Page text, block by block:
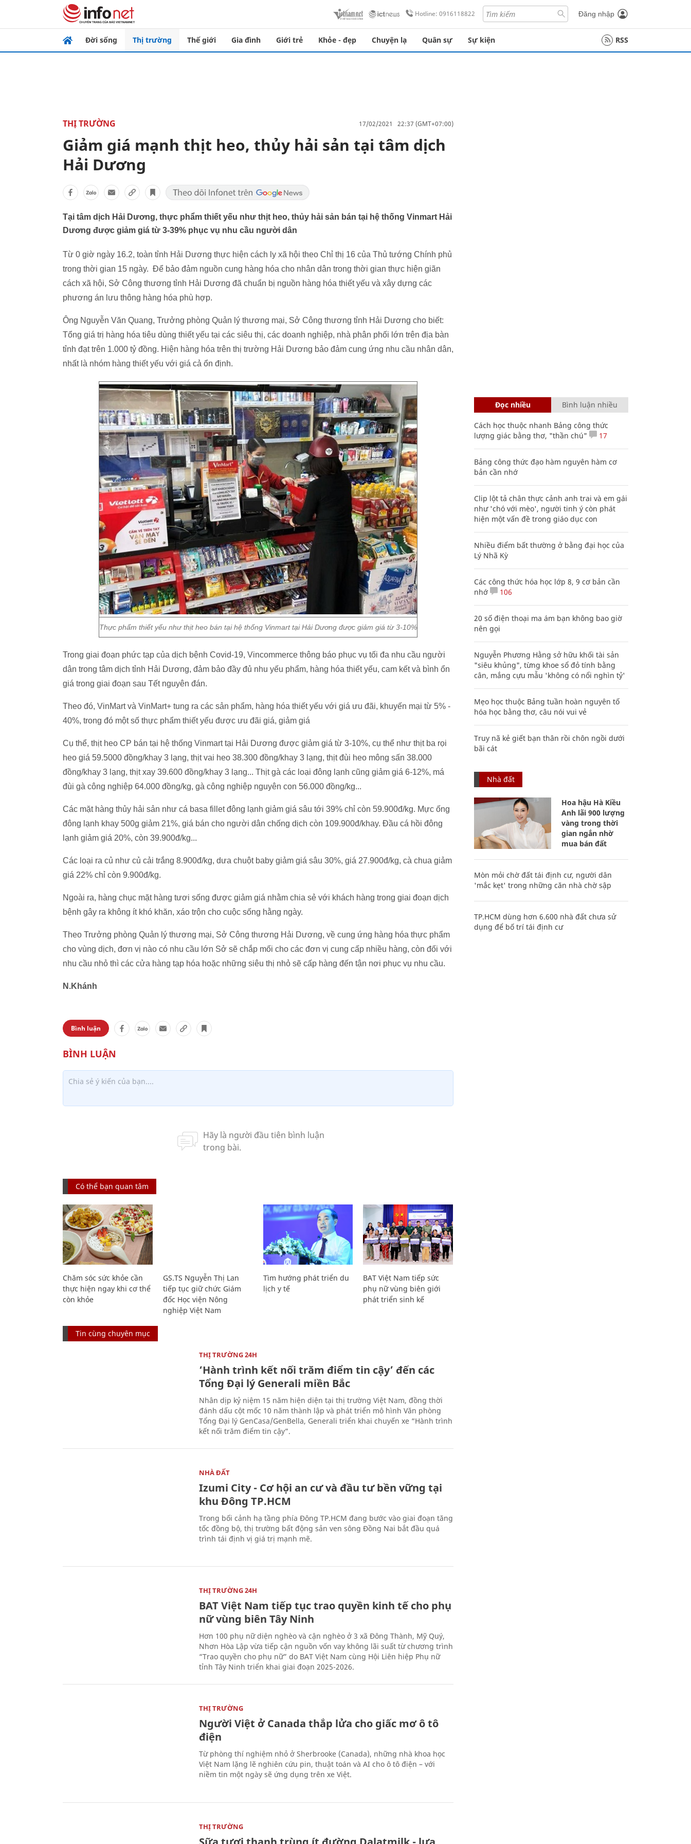
Hotline: 0916118822 Đăng nhập
Đời sống Thị trường Thế giới Gia đình Giới trẻ Khỏe - đẹp Chuyện lạ Quân sự Sự kiện RSS
THỊ TRƯỜNG 17/02/2021 22:37 (GMT+07:00)
Giảm giá mạnh thịt heo, thủy hải sản tại tâm dịch
Hải Dương
Tại tâm dịch Hải Dương, thực phẩm thiết yếu như thịt heo, thủy hải sản bán tại hệ thống Vinmart Hải
Dương được giảm giá từ 3-39% phục vụ nhu cầu người dân
Từ 0 giờ ngày 16.2, toàn tỉnh Hải Dương thực hiện cách ly xã hội theo Chỉ thị 16 của Thủ tướng Chính phủ
trong thời gian 15 ngày. Để bảo đảm nguồn cung hàng hóa cho nhân dân trong thời gian thực hiện giãn
cách xã hội, Sở Công thương tỉnh Hải Dương đã chuẩn bị nguồn hàng hóa thiết yếu và xây dựng các
phương án lưu thông hàng hóa phù hợp.
Ông Nguyễn Văn Quang, Trưởng phòng Quản lý thương mại, Sở Công thương tỉnh Hải Dương cho biết:
Tổng giá trị hàng hóa tiêu dùng thiết yếu tại các siêu thị, các doanh nghiệp, nhà phân phối lớn trên địa bàn
tỉnh đạt trên 1.000 tỷ đồng. Hiện hàng hóa trên thị trường Hải Dương bảo đảm cung ứng nhu cầu nhân dân,
nhất là nhóm hàng thiết yếu với giá cả ổn định.
Thực phẩm thiết yếu như thịt heo bán tại hệ thống Vinmart tại Hải Dương được giảm giá từ 3-10%
Trong giai đoạn phức tạp của dịch bệnh Covid-19, Vincommerce thông báo phục vụ tối đa nhu cầu người
dân trong tâm dịch tỉnh Hải Dương, đảm bảo đầy đủ nhu yếu phẩm, hàng hóa thiết yếu, cam kết và bình ổn
giá trong giai đoạn sau Tết nguyên đán.
Theo đó, VinMart và VinMart+ tung ra các sản phẩm, hàng hóa thiết yếu với giá ưu đãi, khuyến mại từ 5% -
40%, trong đó một số thực phẩm thiết yếu được ưu đãi giá, giảm giá
Cụ thể, thịt heo CP bán tại hệ thống Vinmart tại Hải Dương được giảm giá từ 3-10%, cụ thể như thịt ba rọi
heo giá 59.5000 đồng/khay 3 lạng, thịt vai heo 38.300 đồng/khay 3 lạng, thịt đùi heo mông sấn 38.000
đồng/khay 3 lạng, thịt xay 39.600 đồng/khay 3 lạng... Thịt gà các loại đông lạnh cũng giảm giá 6-12%, má
đùi gà công nghiệp 64.000 đồng/kg, gà công nghiệp nguyên con 56.000 đồng/kg...
Các mặt hàng thủy hải sản như cá basa fillet đông lạnh giảm giá sâu tới 39% chỉ còn 59.900đ/kg. Mực ống
đông lạnh khay 500g giảm 21%, giá bán cho người dân chống dịch còn 109.900đ/khay. Đầu cá hồi đông
lạnh giảm giá 20%, còn 39.900đ/kg...
Các loại ra củ như củ cải trắng 8.900đ/kg, dưa chuột baby giảm giá sâu 30%, giá 27.900đ/kg, cà chua giảm
giá 22% chỉ còn 9.900đ/kg.
Ngoài ra, hàng chục mặt hàng tươi sống được giảm giá nhằm chia sẻ với khách hàng trong giai đoạn dịch
bệnh gây ra không ít khó khăn, xáo trộn cho cuộc sống hằng ngày.
Theo Trưởng phòng Quản lý thương mại, Sở Công thương Hải Dương, về cung ứng hàng hóa thực phẩm
cho vùng dịch, đơn vị nào có nhu cầu lớn Sở sẽ chắp mối cho các đơn vị cung cấp nhiều hàng, còn đối với
nhu cầu nhỏ thì các cửa hàng tạp hóa hoặc những siêu thị nhỏ sẽ cấp hàng đến tận nơi phục vụ nhu cầu.
N.Khánh
Bình luận
Có thể bạn quan tâm
Chăm sóc sức khỏe cần
thực hiện ngay khi cơ thể
còn khỏe
GS.TS Nguyễn Thị Lan
tiếp tục giữ chức Giám
đốc Học viện Nông
nghiệp Việt Nam
Tìm hướng phát triển du
lịch y tế
BAT Việt Nam tiếp sức
phụ nữ vùng biên giới
phát triển sinh kế
Tin cùng chuyên mục
THỊ TRƯỜNG 24H
‘Hành trình kết nối trăm điểm tin cậy’ đến các
Tổng Đại lý Generali miền Bắc
Nhân dịp kỷ niệm 15 năm hiện diện tại thị trường Việt Nam, đồng thời
đánh dấu cột mốc 10 năm thành lập và phát triển mô hình Văn phòng
Tổng Đại lý GenCasa/GenBella, Generali triển khai chuyến xe “Hành trình
kết nối trăm điểm tin cậy”.
NHÀ ĐẤT
Izumi City - Cơ hội an cư và đầu tư bền vững tại
khu Đông TP.HCM
Trong bối cảnh hạ tầng phía Đông TP.HCM đang bước vào giai đoạn tăng
tốc đồng bộ, thị trường bất động sản ven sông Đồng Nai bắt đầu quá
trình tái định vị giá trị mạnh mẽ.
THỊ TRƯỜNG 24H
BAT Việt Nam tiếp tục trao quyền kinh tế cho phụ
nữ vùng biên Tây Ninh
Hơn 100 phụ nữ diện nghèo và cận nghèo ở 3 xã Đông Thành, Mỹ Quý,
Nhơn Hòa Lập vừa tiếp cận nguồn vốn vay không lãi suất từ chương trình
“Trao quyền cho phụ nữ” do BAT Việt Nam cùng Hội Liên hiệp Phụ nữ
tỉnh Tây Ninh triển khai giai đoạn 2025-2026.
THỊ TRƯỜNG
Người Việt ở Canada thắp lửa cho giấc mơ ô tô
điện
Từ phòng thí nghiệm nhỏ ở Sherbrooke (Canada), những nhà khoa học
Việt Nam lặng lẽ nghiên cứu pin, thuật toán và AI cho ô tô điện – với
niềm tin một ngày sẽ ứng dụng trên xe Việt.
THỊ TRƯỜNG
Đọc nhiều Bình luận nhiều
Cách học thuộc nhanh Bảng công thức
lượng giác bằng thơ, "thần chú"
17
Bảng công thức đạo hàm nguyên hàm cơ
bản cần nhớ
Clip lột tả chân thực cảnh anh trai và em gái
như 'chó với mèo', người tinh ý còn phát
hiện một vấn đề trong giáo dục con
Nhiều điểm bất thường ở bằng đại học của
Lý Nhã Kỳ
Các công thức hóa học lớp 8, 9 cơ bản cần
nhớ
106
20 số điện thoại ma ám bạn không bao giờ
nên gọi
Nguyễn Phương Hằng sở hữu khối tài sản
"siêu khủng", từng khoe sổ đỏ tính bằng
cân, mắng cựu mẫu 'không có nổi nghìn tỷ'
Mẹo học thuộc Bảng tuần hoàn nguyên tố
hóa học bằng thơ, câu nói vui vẻ
Truy nã kẻ giết bạn thân rồi chôn ngồi dưới
bãi cát
Nhà đất
Hoa hậu Hà Kiều
Anh lãi 900 lượng
vàng trong thời
gian ngắn nhờ
mua bán đất
Mòn mỏi chờ đất tái định cư, người dân
'mắc kẹt' trong những căn nhà chờ sập
TP.HCM dùng hơn 6.600 nhà đất chưa sử
dụng để bố trí tái định cư